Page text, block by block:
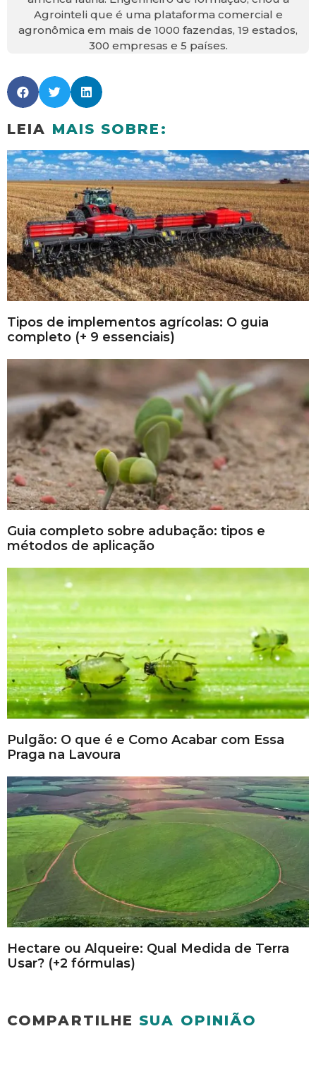
Agrointeli que é uma plataforma comercial e
agronômica em mais de 1000 fazendas, 19 estados,
300 empresas e 5 países.
LEIA MAIS SOBRE:
Tipos de implementos agrícolas: O guia
completo (+ 9 essenciais)
Guia completo sobre adubação: tipos e
métodos de aplicação
Pulgão: O que é e Como Acabar com Essa
Praga na Lavoura
Hectare ou Alqueire: Qual Medida de Terra
Usar? (+2 fórmulas)
COMPARTILHE SUA OPINIÃO